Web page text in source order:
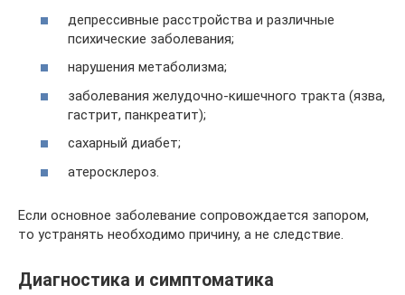
депрессивные расстройства и различные
психические заболевания;
нарушения метаболизма;
заболевания желудочно-кишечного тракта (язва,
гастрит, панкреатит);
сахарный диабет;
атеросклероз.
Если основное заболевание сопровождается запором,
то устранять необходимо причину, а не следствие.
Диагностика и симптоматика